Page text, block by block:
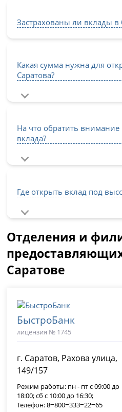
Застрахованы ли вклады в
Какая сумма нужна для
Саратова?
На что обратить
вклада?
Где открыть вклад под
Отделения и
Саратове
БыстроБанк
лицензия № 1745
г. Саратов, Рахова улица,
149/157
Режим работы: пн - пт с 09:00 до
18:00; сб с 10:00 до 16:30;
Телефон: 8‒800‒333‒22‒65